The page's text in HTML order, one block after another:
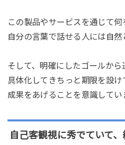
この製品やサービスを通じて
自分の言葉で話せる人には自然
そして、明確にしたゴールか
具体化してきちっと期限を設
成果をあげることを意識してい
自己客観視に秀でていて